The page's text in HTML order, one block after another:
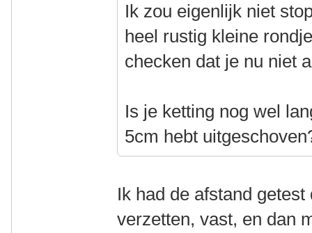
Ik zou eigenlijk niet
heel rustig kleine
checken dat je nu niet
Is je ketting nog wel
5cm hebt
Ik had de afstand
verzetten, vast, en dan